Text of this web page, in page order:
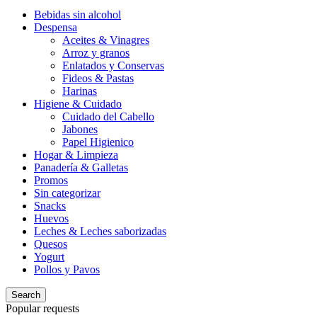
Bebidas sin alcohol
Despensa
Aceites & Vinagres
Arroz y granos
Enlatados y Conservas
Fideos & Pastas
Harinas
Higiene & Cuidado
Cuidado del Cabello
Jabones
Papel Higienico
Hogar & Limpieza
Panadería & Galletas
Promos
Sin categorizar
Snacks
Huevos
Leches & Leches saborizadas
Quesos
Yogurt
Pollos y Pavos
Search
Popular requests